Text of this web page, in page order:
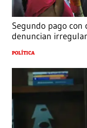
Segundo pago con
denuncian
POLÍTICA